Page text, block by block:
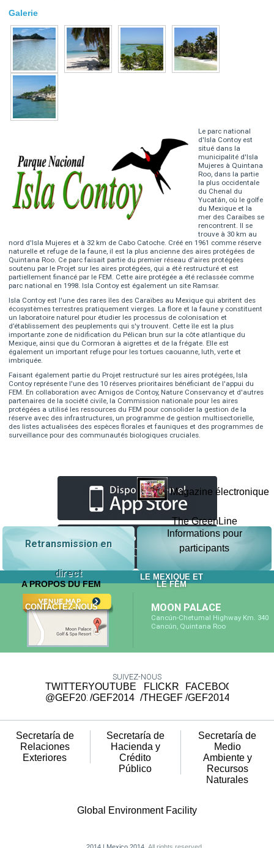
Galerie
Le parc national
d'Isla Contoy est
situé dans la
municipalité d'Isla
Mujeres à Quintana
Roo, dans la partie
la plus occidentale
du Chenal du
Yucatán, où le golfe
du Mexique et la
mer des Caraïbes se
rencontrent. Il se
trouve à 30 km au
nord d'Isla Mujeres et à 32 km de Cabo Catoche. Créé en 1961 comme réserve
naturelle et refuge de la faune, il est la plus ancienne des aires protégées de
Quintana Roo. Ce parc faisait partie du premier réseau d'aires protégées
soutenu par le Projet sur les aires protégées, qui a été restructuré et est
partiellement financé par le FEM. Cette aire protégée a été reclassée comme
parc national en 1998. Isla Contoy est également un site Ramsar.
Isla Contoy est l'une des rares îles des Caraïbes au Mexique qui abritent des
écosystèmes terrestres pratiquement vierges. La flore et la faune y constituent
un laboratoire naturel pour étudier les processus de colonisation et
d’établissement des peuplements qui s'y trouvent. Cette île est la plus
importante zone de nidification du Pélican brun sur la côte atlantique du
Mexique, ainsi que du Cormoran à aigrettes et de la frégate. Elle est
également un important refuge pour les tortues caouanne, luth, verte et
imbriquée.
Faisant également partie du Projet restructuré sur les aires protégées, Isla
Contoy représente l'une des 10 réserves prioritaires bénéficiant de l'appui du
FEM. En collaboration avec Amigos de Contoy, Nature Conservancy et d'autres
partenaires de la société civile, la Commission nationale pour les aires
protégées a utilisé les ressources du FEM pour consolider la gestion de la
réserve avec des infrastructures, un programme de gestion multisectorielle,
des listes actualisées des espèces florales et fauniques et des programmes de
surveillance pour des communautés biologiques cruciales.
Retransmission en
direct
Informations pour
participants
Magazine électronique
The GreenLine
A PROPOS DU FEM
LE MEXIQUE ET
LE FEM
CONTACTEZ-NOUS MOON PALACE
Cancún-Chetumal Highway Km. 340
Cancún, Quintana Roo
SUIVEZ-NOUS
TWITTER
@GEF2014
YOUTUBE
/GEF2014
FLICKR
/THEGEF
FACEBOOK
/GEF2014
Secretaría de
Relaciones
Exteriores
Secretaría de
Hacienda y
Crédito
Público
Secretaría de
Medio
Ambiente y
Recursos
Naturales
Global Environment Facility
2014 | Mexico 2014. All rights reserved